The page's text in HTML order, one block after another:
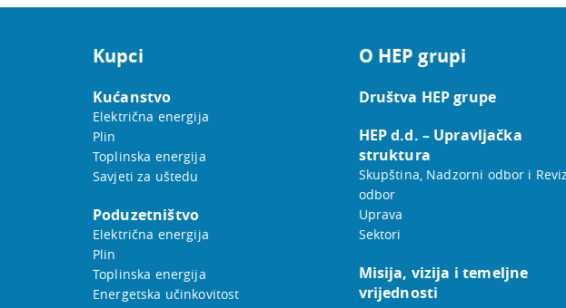
Kupci
Kućanstvo
Električna energija
Plin
Toplinska energija
Savjeti za uštedu
Poduzetništvo
Električna energija
Plin
Toplinska energija
Energetska učinkovitost
O HEP grupi
Društva HEP grupe
HEP d.d. – Upravljačka
struktura
Skupština, Nadzorni odbor i
odbor
Uprava
Sektori
Misija, vizija i temeljne
vrijednosti